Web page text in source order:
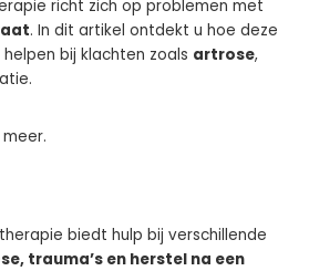
richt zich op problemen met
. In dit artikel ontdekt u hoe deze
bij klachten zoals artrose,
biedt hulp bij verschillende
trauma’s en herstel na een